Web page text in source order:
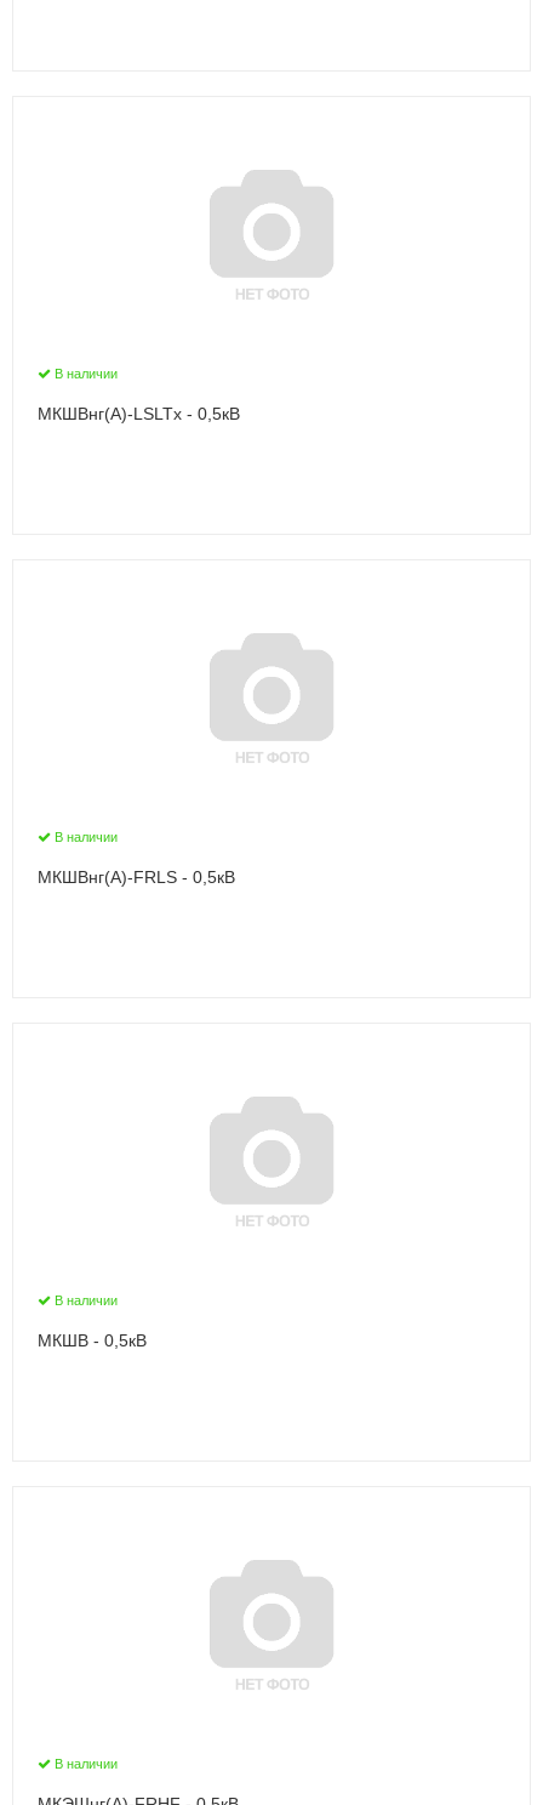
В наличии
МКШВнг(А)-LSLTx - 0,5кВ
В наличии
МКШВнг(А)-FRLS - 0,5кВ
В наличии
МКШВ - 0,5кВ
В наличии